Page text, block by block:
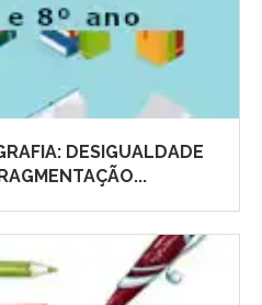
DESIGUALDADE